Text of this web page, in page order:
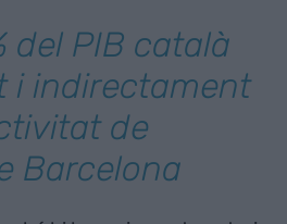
del PIB català
i indirectament
de
Barcelona